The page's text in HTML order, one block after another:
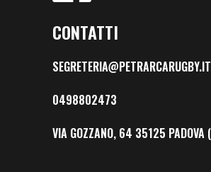
CONTATTI
SEGRETERIA@PETRARCARUGBY.IT
0498802473
VIA GOZZANO, 64 35125 PADOVA